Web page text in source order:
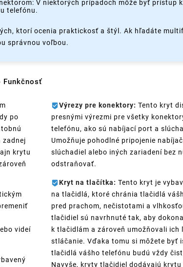
V niektorých prípadoch môže byť prístup
telefónu.
ktorí ocenia praktickosť a štýl. Ak hľadáte
správnou voľbou.
Funkčnosť
po
zadnej
krytu
videí
Výrezy pre konektory: Tento kryt
presnými výrezmi pre všetky
telefónu, ako sú nabíjací port a
Umožňuje pohodlné pripojenie
slúchadiel alebo iných zariadení bez
odstraňovať.
Kryt na tlačítka: Tento kryt je
na tlačidlá, ktoré chránia tlačidlá
pred prachom, nečistotami a
tlačidiel sú navrhnuté tak, aby
k tlačidlám a zároveň umožňovali ich
stláčanie. Vďaka tomu si môžete byť
tlačidlá vášho telefónu budú vždy
Navyše, kryty tlačidiel dodávajú krytu